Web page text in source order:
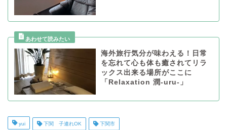
海外旅行気分が味わえる！日常
を忘れて心も体も癒されてリラ
ックス出来る場所がここに
「Relaxation 潤-uru-」
yui 下関 子連れOK 下関市